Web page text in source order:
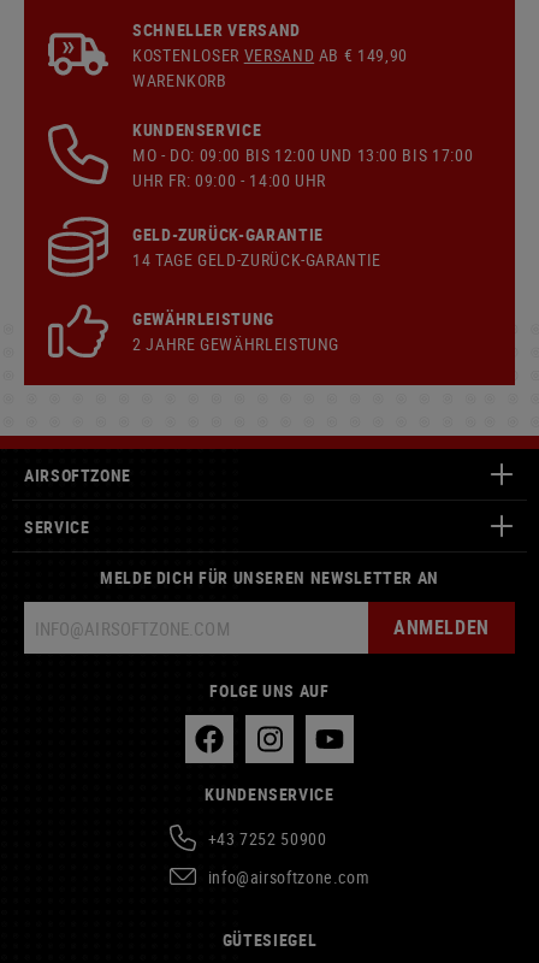
SCHNELLER VERSAND
KOSTENLOSER VERSAND AB € 149,90
WARENKORB
KUNDENSERVICE
MO - DO: 09:00 BIS 12:00 UND 13:00 BIS 17:00
UHR FR: 09:00 - 14:00 UHR
GELD-ZURÜCK-GARANTIE
14 TAGE GELD-ZURÜCK-GARANTIE
GEWÄHRLEISTUNG
2 JAHRE GEWÄHRLEISTUNG
AIRSOFTZONE
SERVICE
MELDE DICH FÜR UNSEREN NEWSLETTER AN
ANMELDEN
FOLGE UNS AUF
KUNDENSERVICE
+43 7252 50900
info@airsoftzone.com
GÜTESIEGEL